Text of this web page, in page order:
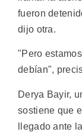
fueron
dijo otra.
"Pero
debían",
Derya Bayir,
sostiene que
llegado ante